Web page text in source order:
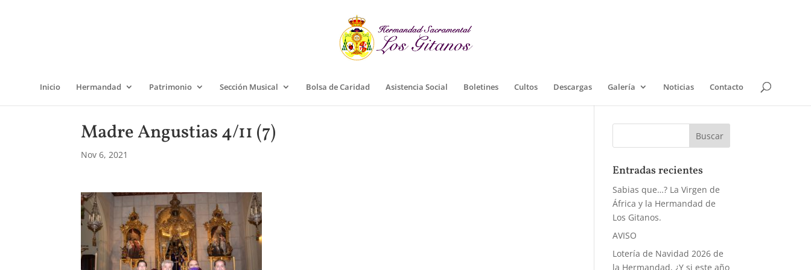
Inicio Hermandad Patrimonio Sección Musical Bolsa de Caridad Asistencia Social Boletines Cultos Descargas Galería Noticias Contacto
Madre Angustias 4/11 (7)
Nov 6, 2021
Entradas recientes
Sabias que…? La Virgen de
África y la Hermandad de
Los Gitanos.
AVISO
Lotería de Navidad 2026 de
la Hermandad, ¿Y si este año